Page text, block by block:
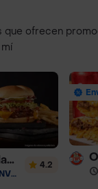
que ofrecen
El Corral - Hamburguesa
ENVÍO GRATIS
4.2